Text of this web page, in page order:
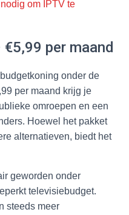
om IPTV te
per maand
onder de
per maand krijg je
omroepen en een
Hoewel het pakket
alternatieven, biedt het
geworden onder
televisiebudget.
steeds meer